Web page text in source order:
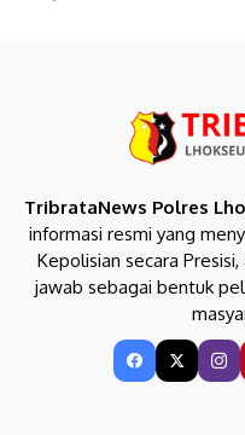
TribrataNews Polres
informasi resmi yang
Kepolisian secara
jawab sebagai bentuk